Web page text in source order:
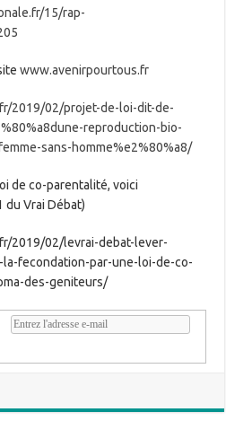
15/rap-
www.avenirpourtous.fr
2019/02/projet-de-loi-dit-de-
reproduction-bio-
sans-homme%e2%80%a8/
de co-parentalité, voici
du Vrai Débat)
2019/02/levrai-debat-lever-
fecondation-par-une-loi-de-co-
des-geniteurs/